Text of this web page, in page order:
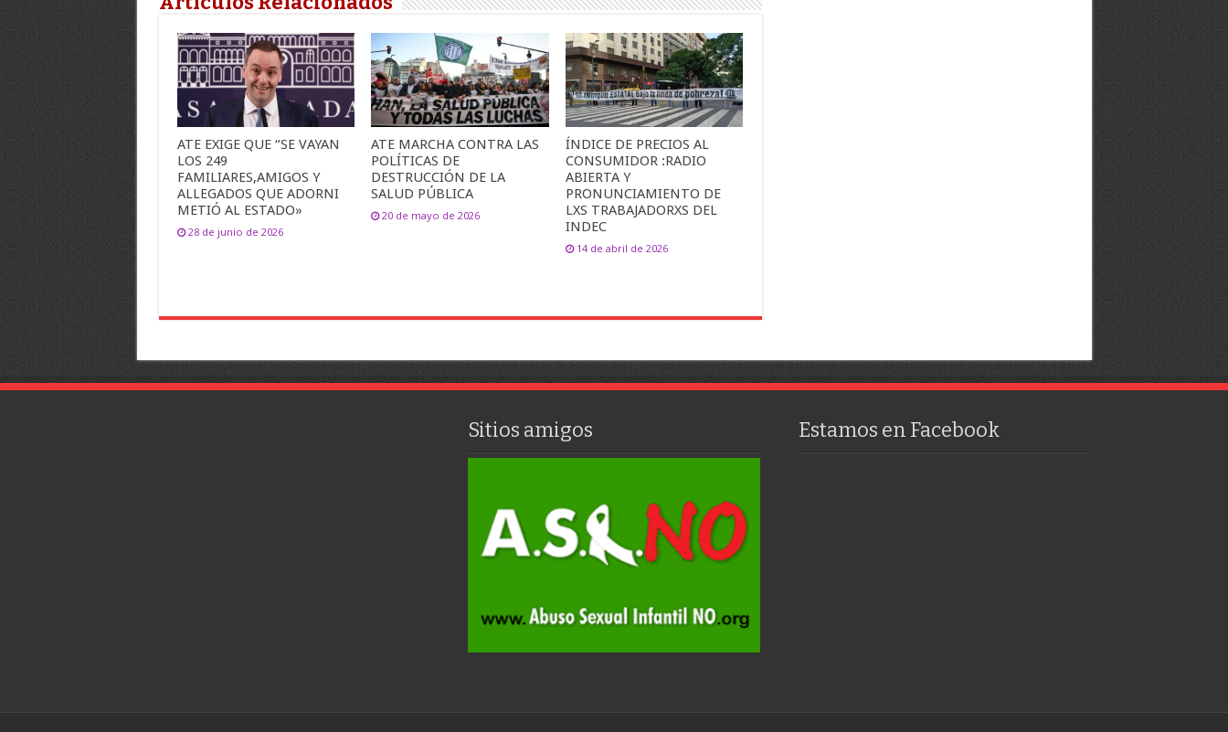
ATE EXIGE QUE “SE VAYAN
LOS 249
FAMILIARES,AMIGOS Y
ALLEGADOS QUE ADORNI
METIÓ AL ESTADO»
28 de junio de 2026
ATE MARCHA CONTRA LAS
POLÍTICAS DE
DESTRUCCIÓN DE LA
SALUD PÚBLICA
20 de mayo de 2026
ÍNDICE DE PRECIOS AL
CONSUMIDOR :RADIO
ABIERTA Y
PRONUNCIAMIENTO DE
LXS TRABAJADORXS DEL
INDEC
14 de abril de 2026
Sitios amigos Estamos en Facebook